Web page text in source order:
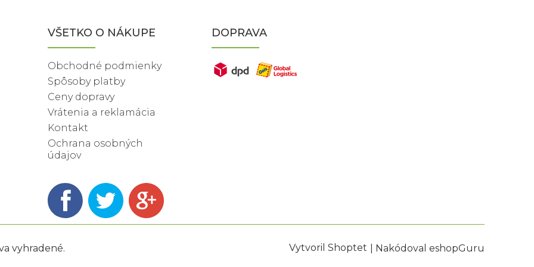
VŠETKO O NÁKUPE
Obchodné podmienky
Spôsoby platby
Ceny dopravy
Vrátenia a reklamácia
Kontakt
Ochrana osobných
údajov
DOPRAVA
Vytvoril Shoptet Nakódoval eshopGuru
vyhradené.